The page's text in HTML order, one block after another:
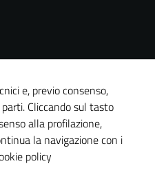
e, previo consenso,
Cliccando sul tasto
alla profilazione,
la navigazione con i
policy
Questi cookie
non raccolgono
informazioni
personali.